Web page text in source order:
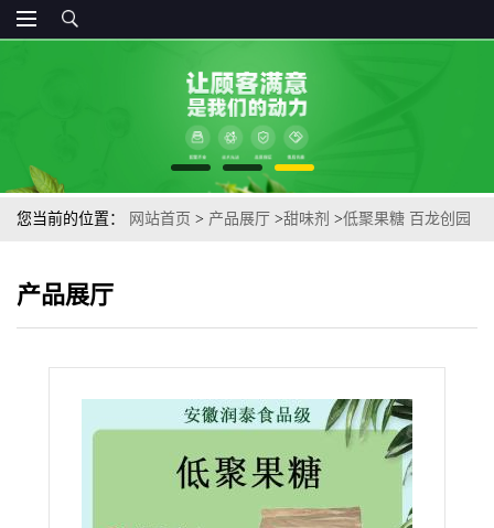
您当前的位置： 网站首页 > 产品展厅 >甜味剂 >低聚果糖 百龙创园
产品展厅